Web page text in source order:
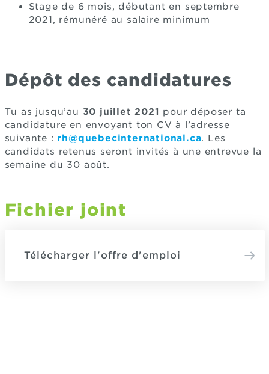
Stage de 6 mois, débutant en septembre
2021, rémunéré au salaire minimum
Dépôt des candidatures
Tu as jusqu’au 30 juillet 2021 pour déposer ta
candidature en envoyant ton CV à l’adresse
suivante : rh@quebecinternational.ca. Les
candidats retenus seront invités à une entrevue la
semaine du 30 août.
Fichier joint
Télécharger l'offre d'emploi